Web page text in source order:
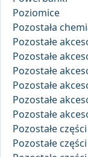
Poziomice
Pozostała
Pozostałe
Pozostałe
Pozostałe
Pozostałe
Pozostałe
Pozostałe
Pozostałe
Pozostałe